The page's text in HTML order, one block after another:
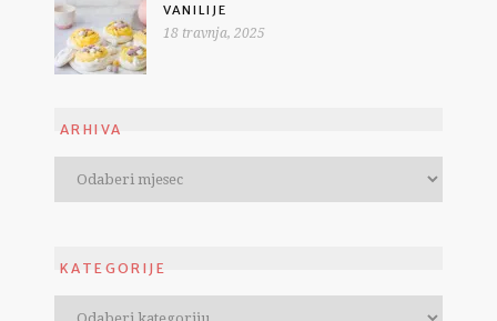
VANILIJE
18 travnja, 2025
ARHIVA
KATEGORIJE